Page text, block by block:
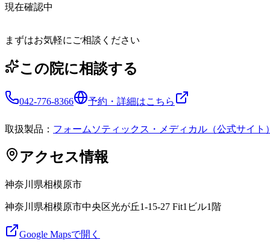
現在確認中
まずはお気軽にご相談ください
この院に相談する
042-776-8366 予約・詳細はこちら
取扱製品： フォームソティックス・メディカル（公式サイト
アクセス情報
神奈川県相模原市
神奈川県相模原市中央区光が丘1-15-27 Fit1ビル1階
Google Mapsで開く